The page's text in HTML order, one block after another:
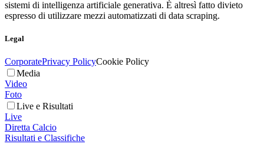
sistemi di intelligenza artificiale generativa. È altresì fatto divieto
espresso di utilizzare mezzi automatizzati di data scraping.
Legal
CorporatePrivacy PolicyCookie Policy
Media
Video
Foto
Live e Risultati
Live
Diretta Calcio
Risultati e Classifiche